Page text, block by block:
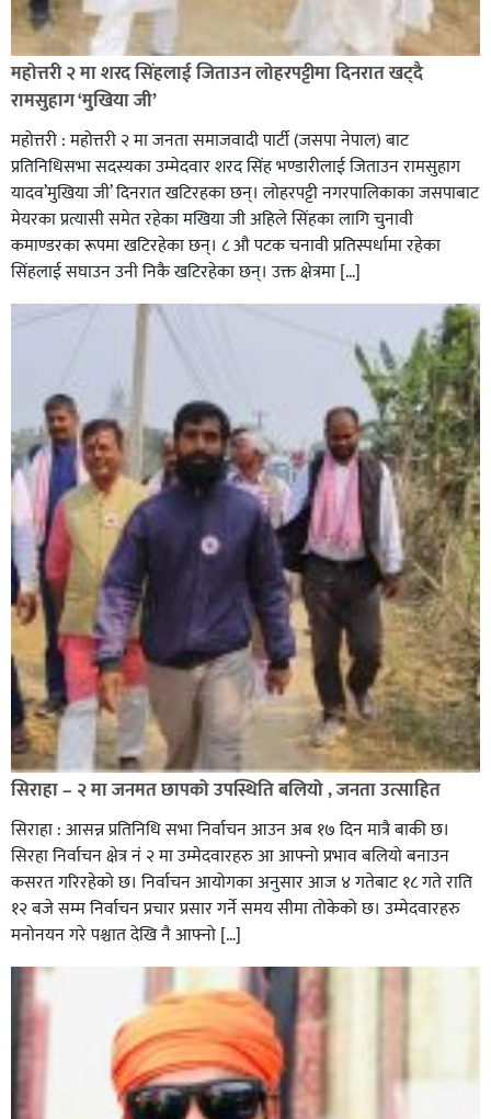
रक्तदान सेवामा जिल्लामै दोस्रो स्थान ल्याएकोमा जनमत नेताद्वय
रेडक्रस सिराहा द्वारा सम्मानित
सिराहाको औरहीमा जेन-जी भेला सम्पन्न
महोत्तरी २ मा शरद सिंहलाई जिताउन लोहरपट्टीमा दिनरात खट्दै
रामसुहाग ‘मुखिया जी’
महोत्तरी : महोत्तरी २ मा जनता समाजवादी पार्टी (जसपा नेपाल) बाट
प्रतिनिधिसभा सदस्यका उम्मेदवार शरद सिंह भण्डारीलाई जिताउन रामसुहाग
यादव’मुखिया जी’ दिनरात खटिरहका छन्। लोहरपट्टी नगरपालिकाका जसपाबाट
मेयरका प्रत्यासी समेत रहेका मखिया जी अहिले सिंहका लागि चुनावी
कमाण्डरका रूपमा खटिरहेका छन्। ८ औ पटक चनावी प्रतिस्पर्धामा रहेका
सिंहलाई सघाउन उनी निकै खटिरहेका छन्। उक्त क्षेत्रमा […]
सिराहा – २ मा जनमत छापको उपस्थिति बलियो , जनता उत्साहित
सिराहा : आसन्न प्रतिनिधि सभा निर्वाचन आउन अब १७ दिन मात्रै बाकी छ।
सिरहा निर्वाचन क्षेत्र नं २ मा उम्मेदवारहरु आ आफ्नो प्रभाव बलियो बनाउन
कसरत गरिरहेको छ। निर्वाचन आयोगका अनुसार आज ४ गतेबाट १८ गते राति
१२ बजे सम्म निर्वाचन प्रचार प्रसार गर्ने समय सीमा तोकेको छ। उम्मेदवारहरु
मनोनयन गरे पश्चात देखि नै आफ्नो […]